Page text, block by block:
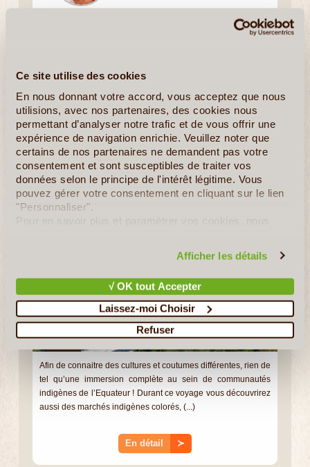
Ce site utilise des cookies
En nous donnant votre accord, vous acceptez que nous
utilisions, avec nos partenaires, des cookies nous
permettant d’analyser notre trafic et de vous offrir une
expérience de navigation enrichie. Veuillez noter que
certains de nos partenaires ne demandent pas votre
consentement et sont susceptibles de traiter vos
données selon le principe de l'intérêt légitime. Vous
pouvez gérer votre consentement en cliquant sur le lien
"Personnaliser".
Pour en savoir plus et paramétrer vos cookies, nous
Afficher les détails
√ OK tout Accepter
Laissez-moi Choisir
Refuser
fonde en 1991 par Pierre Olivares. Nous sommes
résidente en Equateur depuis 33 ans, (...)
En detail ≻ Composer mon voyage
Andes & Amazonie
10J/9N
Afin de connaitre des cultures et coutumes différentes, rien de
tel qu’une immersion complète au sein de communautés
indigènes de l’Equateur ! Durant ce voyage vous découvrirez
aussi des marchés indigènes colorés, (...)
En détail ≻